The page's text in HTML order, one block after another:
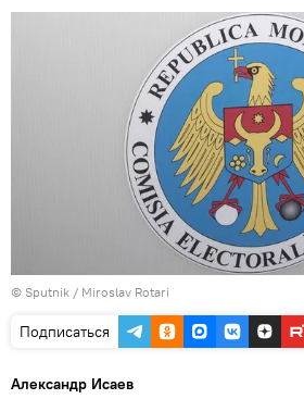
© Sputnik / Miroslav Rotari
Подписаться
Александр Исаев